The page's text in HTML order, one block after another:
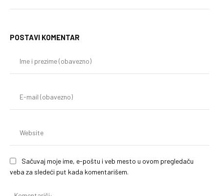
POSTAVI KOMENTAR
Sačuvaj moje ime, e-poštu i veb mesto u ovom pregledaču
veba za sledeći put kada komentarišem.